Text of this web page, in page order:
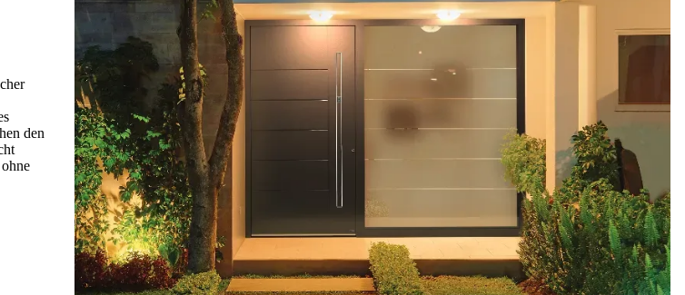
den